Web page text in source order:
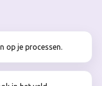
op je processen.